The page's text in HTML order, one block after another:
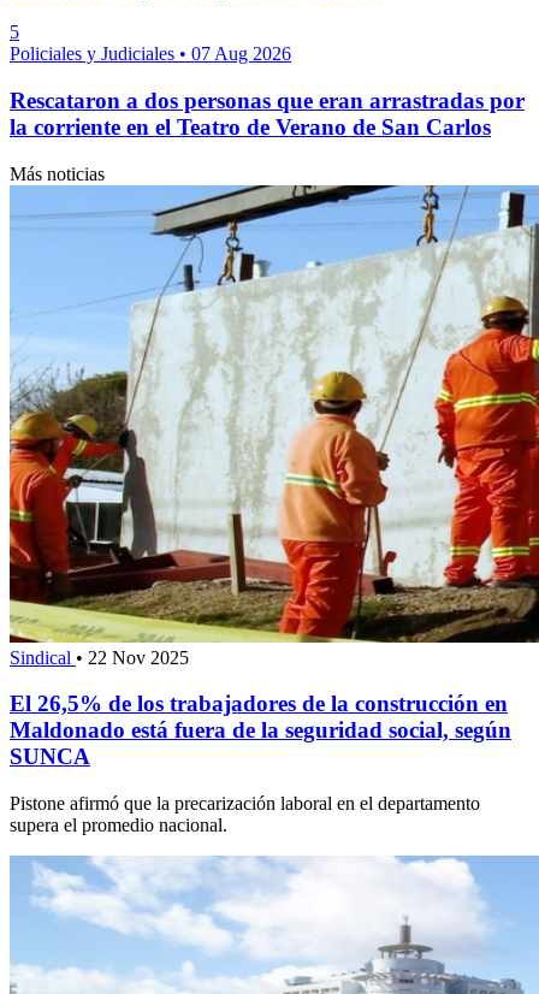
5
Policiales y Judiciales • 07 Aug 2026
Rescataron a dos personas que eran arrastradas por
la corriente en el Teatro de Verano de San Carlos
Más noticias
Sindical • 22 Nov 2025
El 26,5% de los trabajadores de la construcción en
Maldonado está fuera de la seguridad social, según
SUNCA
Pistone afirmó que la precarización laboral en el departamento
supera el promedio nacional.